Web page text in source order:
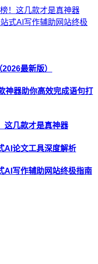
！这几款才是真神器
式AI写作辅助网站终极
最新版）
神器助你高效完成语句打
这几款才是真神器
AI论文工具深度解析
AI写作辅助网站终极指南